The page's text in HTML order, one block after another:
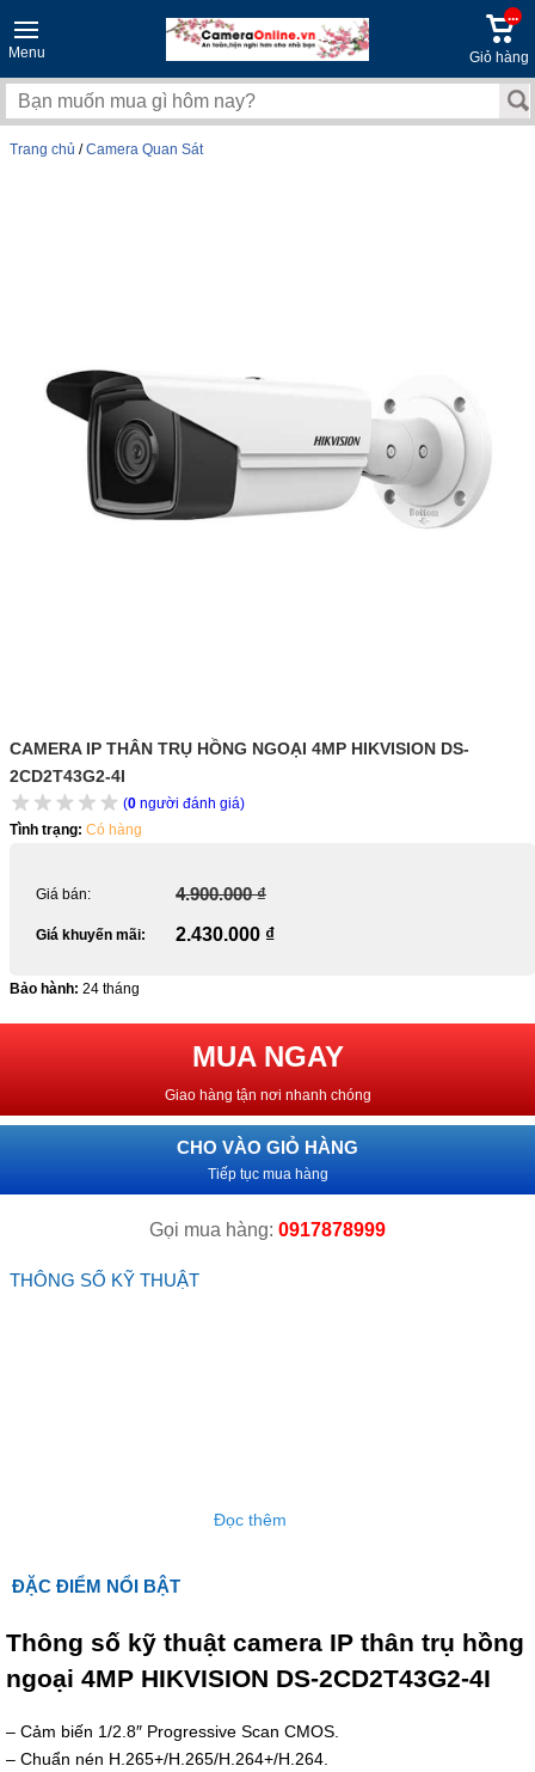
Menu
...
Giỏ hàng
Trang chủ /Camera Quan Sát
CAMERA IP THÂN TRỤ HỒNG NGOẠI 4MP HIKVISION DS-
2CD2T43G2-4I
(0 người đánh giá)
Tình trạng: Có hàng
Giá bán: 4.900.000 ₫
Giá khuyến mãi: 2.430.000 ₫
Bảo hành: 24 tháng
MUA NGAY
Giao hàng tận nơi nhanh chóng
CHO VÀO GIỎ HÀNG
Tiếp tục mua hàng
Gọi mua hàng: 0917878999
THÔNG SỐ KỸ THUẬT
Đọc thêm
ĐẶC ĐIỂM NỔI BẬT
Thông số kỹ thuật camera IP thân trụ hồng
ngoại 4MP HIKVISION DS-2CD2T43G2-4I
– Cảm biến 1/2.8″ Progressive Scan CMOS.
– Chuẩn nén H.265+/H.265/H.264+/H.264.